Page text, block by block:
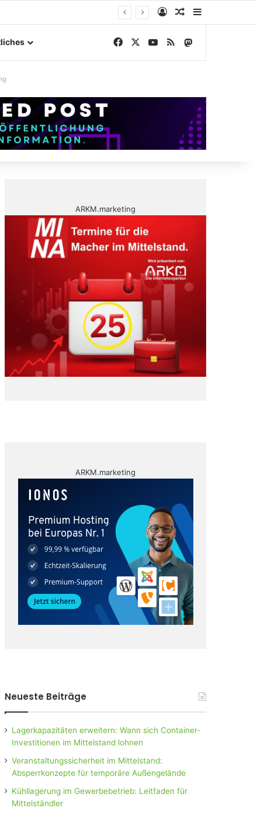
AnmeldenZufälliger
Facebook YouTube
RSS
ARKM.marketing
ARKM.marketing
Neueste Beiträge
Lagerkapazitäten erweitern: Wann sich Container-
Investitionen im Mittelstand lohnen
Veranstaltungssicherheit im Mittelstand:
Absperrkonzepte für temporäre Außengelände
Kühllagerung im Gewerbebetrieb: Leitfaden für
Mittelständler